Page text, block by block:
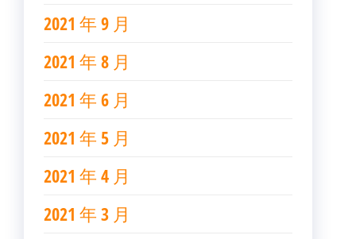
2021 年 9 月
2021 年 8 月
2021 年 6 月
2021 年 5 月
2021 年 4 月
2021 年 3 月